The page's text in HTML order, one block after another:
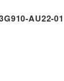
AU22-